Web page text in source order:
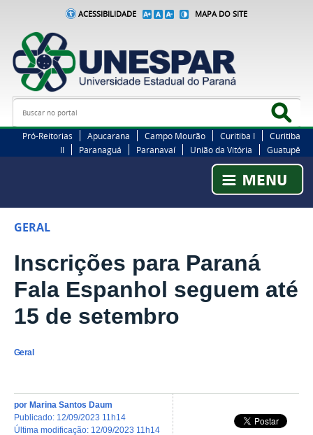
ACESSIBILIDADE MAPA DO SITE
Busca
Pró-Reitorias Apucarana Campo Mourão Curitiba I
Curitiba
II
Paranaguá Paranavaí União da Vitória Guatupê
GERAL
Inscrições para Paraná
Fala Espanhol seguem até
15 de setembro
Geral
por Marina Santos Daum
publicado: 12/09/2023 11h14
última modificação: 12/09/2023 11h14